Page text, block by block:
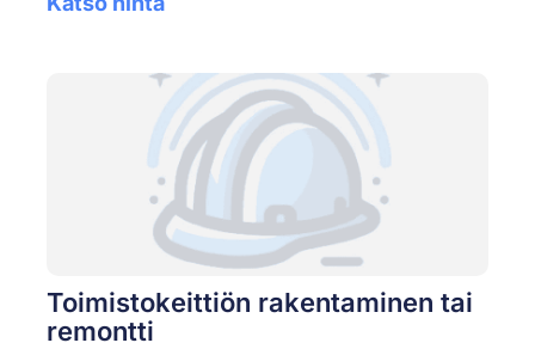
Toimistokeittiön rakentaminen tai
remontti